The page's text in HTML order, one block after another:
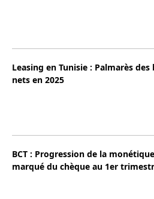
Leasing en Tunisie : Palmarès des
nets en 2025
BCT : Progression de la
marqué du chèque au 1er